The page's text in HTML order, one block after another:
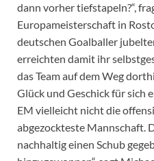
dann vorher tiefstapeln?“,
Europameisterschaft in
deutschen Goalballer
erreichten damit ihr
das Team auf dem Weg
Glück und Geschick für sich
EM vielleicht nicht die
abgezockteste Mannschaft.
nachhaltig einen Schub